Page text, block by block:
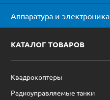
Аппаратура и электроника
КАТАЛОГ ТОВАРОВ
Квадрокоптеры
Радиоуправляемые танки